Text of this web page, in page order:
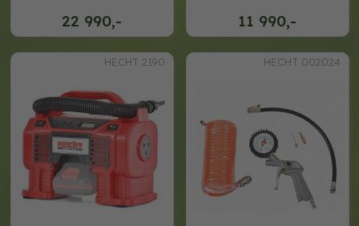
22 990,- 11 990,-
HECHT 2190 HECHT 002024